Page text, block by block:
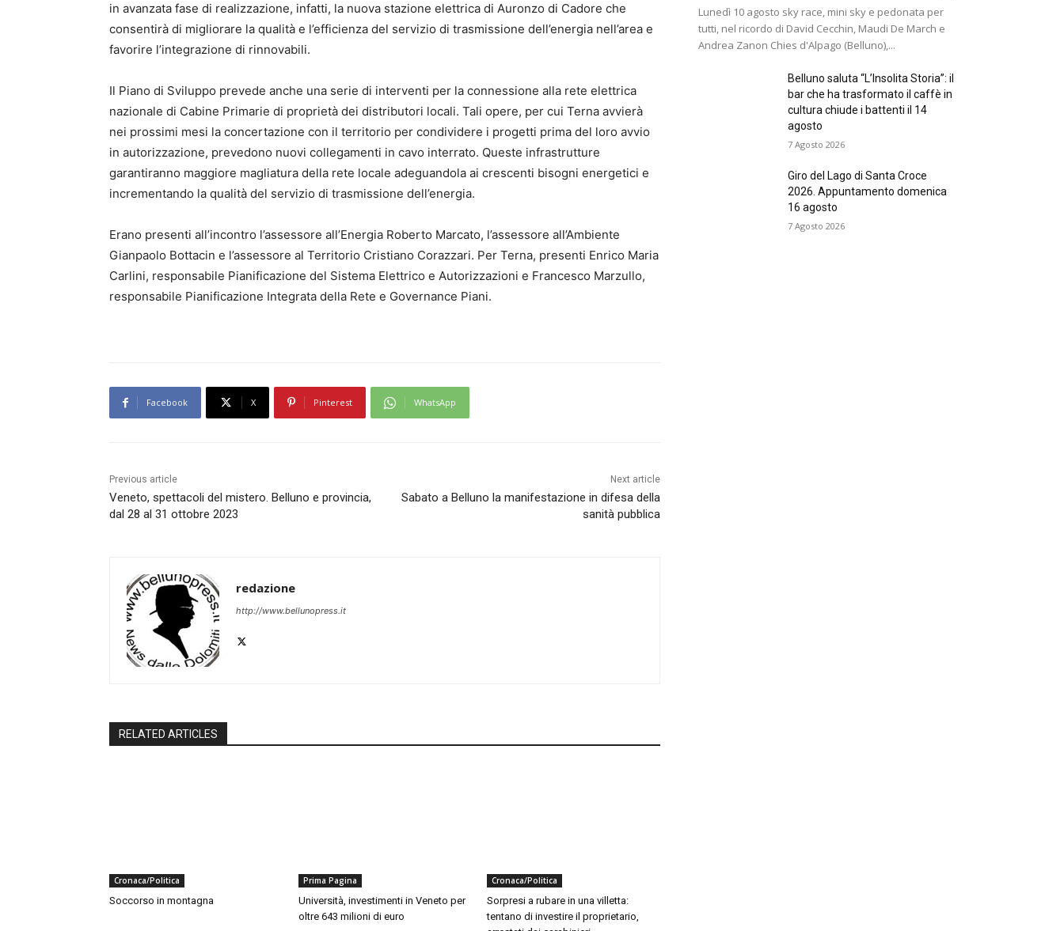
in avanzata fase di realizzazione, infatti, la nuova stazione elettrica di Auronzo di Cadore che
consentirà di migliorare la qualità e l’efficienza del servizio di trasmissione dell’energia nell’area e
favorire l’integrazione di rinnovabili.
Il Piano di Sviluppo prevede anche una serie di interventi per la connessione alla rete elettrica
nazionale di Cabine Primarie di proprietà dei distributori locali. Tali opere, per cui Terna avvierà
nei prossimi mesi la concertazione con il territorio per condividere i progetti prima del loro avvio
in autorizzazione, prevedono nuovi collegamenti in cavo interrato. Queste infrastrutture
garantiranno maggiore magliatura della rete locale adeguandola ai crescenti bisogni energetici e
incrementando la qualità del servizio di trasmissione dell’energia.
Erano presenti all’incontro l’assessore all’Energia Roberto Marcato, l’assessore all’Ambiente
Gianpaolo Bottacin e l’assessore al Territorio Cristiano Corazzari. Per Terna, presenti Enrico Maria
Carlini, responsabile Pianificazione del Sistema Elettrico e Autorizzazioni e Francesco Marzullo,
responsabile Pianificazione Integrata della Rete e Governance Piani.
Facebook X Pinterest WhatsApp
Previous article
Veneto, spettacoli del mistero. Belluno e provincia,
dal 28 al 31 ottobre 2023
Next article
Sabato a Belluno la manifestazione in difesa della
sanità pubblica
redazione
http://www.bellunopress.it
RELATED ARTICLES
Cronaca/Politica
Soccorso in montagna
Prima Pagina
Università, investimenti in Veneto per
oltre 643 milioni di euro
Cronaca/Politica
Sorpresi a rubare in una villetta:
tentano di investire il proprietario,
Lunedì 10 agosto sky race, mini sky e pedonata per
tutti, nel ricordo di David Cecchin, Maudi De March e
Andrea Zanon Chies d'Alpago (Belluno),...
Belluno saluta “L’Insolita Storia”: il
bar che ha trasformato il caffè in
cultura chiude i battenti il 14
agosto
7 Agosto 2026
Giro del Lago di Santa Croce
2026. Appuntamento domenica
16 agosto
7 Agosto 2026